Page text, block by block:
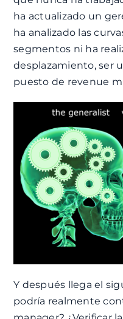
ha actualizado un
ha analizado las
segmentos ni ha
desplazamiento, ser
puesto de revenue
Y después llega el
podría realmente